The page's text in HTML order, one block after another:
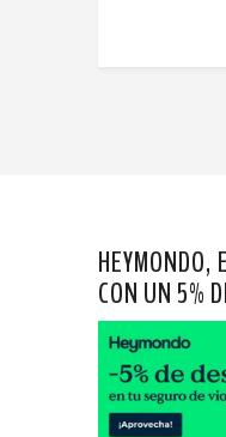
HEYMONDO,
CON UN 5%